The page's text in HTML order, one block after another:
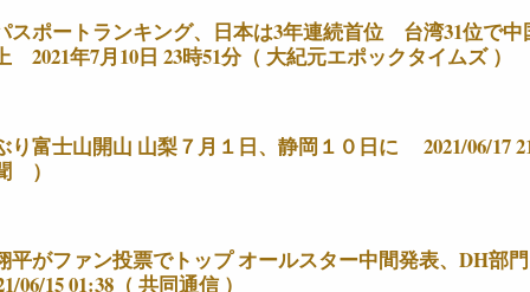
スポートランキング、日本は3年連続首位 台湾31位で中
2021年7月10日 23時51分（ 大紀元エポックタイムズ ​）
り富士山開山 山梨７月１日、静岡１０日に 2021/06/17
）
平がファン投票でトップ オールスター中間発表、DH部
06/15 01:38（ 共同通信 ）